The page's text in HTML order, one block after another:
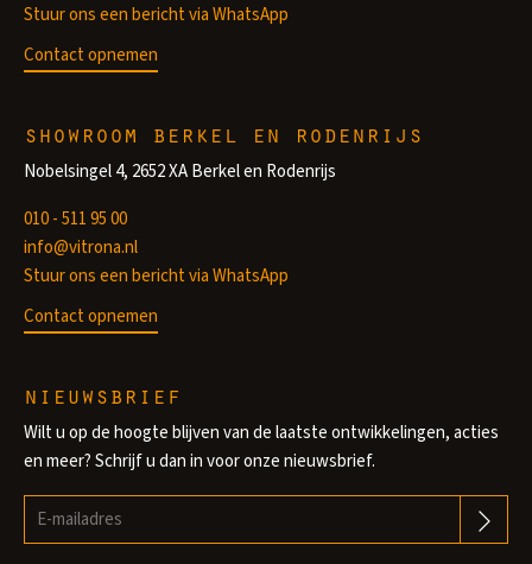
Stuur ons een bericht via WhatsApp
Contact opnemen
showroom berkel en rodenrijs
Nobelsingel 4, 2652 XA Berkel en Rodenrijs
010 - 511 95 00
info@vitrona.nl
Stuur ons een bericht via WhatsApp
Contact opnemen
nieuwsbrief
Wilt u op de hoogte blijven van de laatste ontwikkelingen, acties
en meer? Schrijf u dan in voor onze nieuwsbrief.